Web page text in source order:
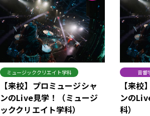
ミュージッククリエイト学科
【来校】プロミュージシャ
ンのLive見学！（ミュージ
ッククリエイト学科）
音響
【来
ンの
科）